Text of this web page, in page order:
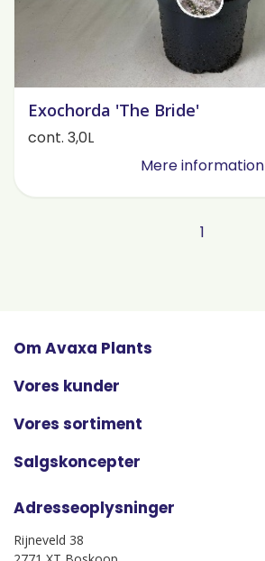
Exochorda 'The Bride'
cont. 3,0L
Mere information
1
Om Avaxa Plants
Vores kunder
Vores sortiment
Salgskoncepter
Adresseoplysninger
Rijneveld 38